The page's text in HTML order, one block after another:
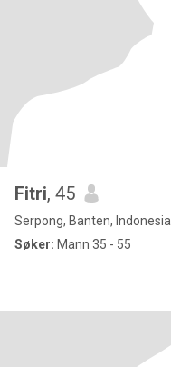
Fitri, 45
Serpong, Banten, Indonesia
Søker: Mann 35 - 55